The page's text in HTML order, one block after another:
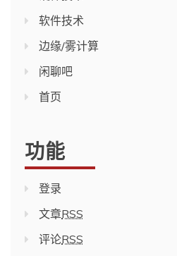
软件技术
边缘/雾计算
闲聊吧
首页
功能
登录
文章RSS
评论RSS